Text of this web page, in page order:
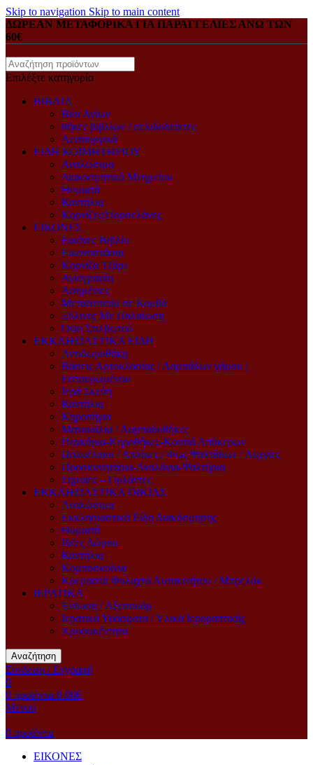
Skip to navigation Skip to main content
ΔΩΡΕΑΝ ΜΕΤΑΦΟΡΙΚΑ ΓΙΑ ΠΑΡΑΓΓΕΛΙΕΣ ΑΝΩ ΤΩΝ
60€
Επιλέξτε κατηγορία
ΒΙΒΛΙΑ
Βίοι Αγίων
θήκες βιβλίων / σελιδοδείκτες
Λειτουργικά
ΕΙΔΗ ΚΟΙΜΗΤΗΡΙΟΥ
Αναλώσιμα
Διακοσμητικά Μνημείου
Θυμιατά
Καντήλια
Κορνίζες/Πορσελάνες
ΕΙΚΟΝΕΣ
Eικόνες Bιβλίο
Eικονοστάσια
Kορνίζα Tζάμι
Αγιογραφία
Ασημένιες
Μεταξοτυπία σε Καμβά
Ξύλινες Με Παλαίωση
Όψη Στιλβωτού
ΕΚΚΛΗΣΙΑΣΤΙΚΑ ΕΙΔΗ
Αντιδωροθήκη
Βάσεις Αρτοκλασίας / Λαμπάδων γάμου /
Εσταυρωμένου
Ιερά Σκεύη
Καντήλια
Κηροπήγια
Μανουάλια / Λαμπαδοθήκες
Παγκάρια-Κηροθήκες-Κουτιά Απόκερων
Πολυέλαιοι / Απλίκες / Φως Ψαλτάδων / Λυχνίες
Προσκυνητάρια-Αναλόγια-Ψαλτήρια
Σημαίες – Γιρλάντες
ΕΚΚΛΗΣΙΑΣΤΙΚΑ ΟΙΚΙΑΣ
Αναλώσιμα
Εκκλησιαστικά Είδη Διακόσμησης
Θυμιατά
Ιδέες Δώρου
Καντήλια
Κομποσκοίνια
Κρεμαστά Φυλαχτά Αυτοκινήτου / Μπρελόκ
ΙΕΡΑΤΙΚΑ
Ένδυση / Αξεσουάρ
Ιερατικά Υφάσματα / Υλικά Ιεροραπτικής
Χρυσοκέντητα
Αναζήτηση
Σύνδεση / Εγγραφή
0
0 προϊόντα 0.00€
Μενού
0 προϊόντα
ΕΙΚΟΝΕΣ